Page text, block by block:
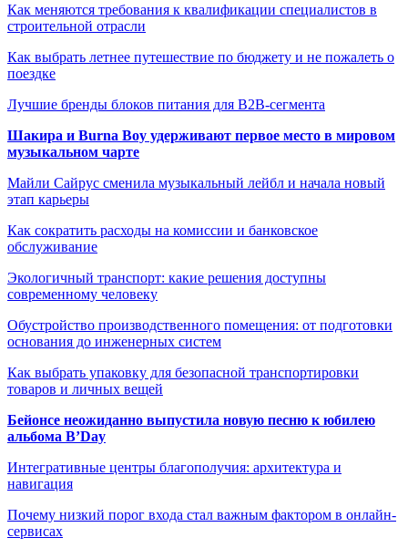
Как меняются требования к квалификации специалистов в
строительной отрасли
Как выбрать летнее путешествие по бюджету и не пожалеть о
поездке
Лучшие бренды блоков питания для B2B-сегмента
Шакира и Burna Boy удерживают первое место в мировом
музыкальном чарте
Майли Сайрус сменила музыкальный лейбл и начала новый
этап карьеры
Как сократить расходы на комиссии и банковское
обслуживание
Экологичный транспорт: какие решения доступны
современному человеку
Обустройство производственного помещения: от подготовки
основания до инженерных систем
Как выбрать упаковку для безопасной транспортировки
товаров и личных вещей
Бейонсе неожиданно выпустила новую песню к юбилею
альбома B’Day
Интегративные центры благополучия: архитектура и
навигация
Почему низкий порог входа стал важным фактором в онлайн-
сервисах